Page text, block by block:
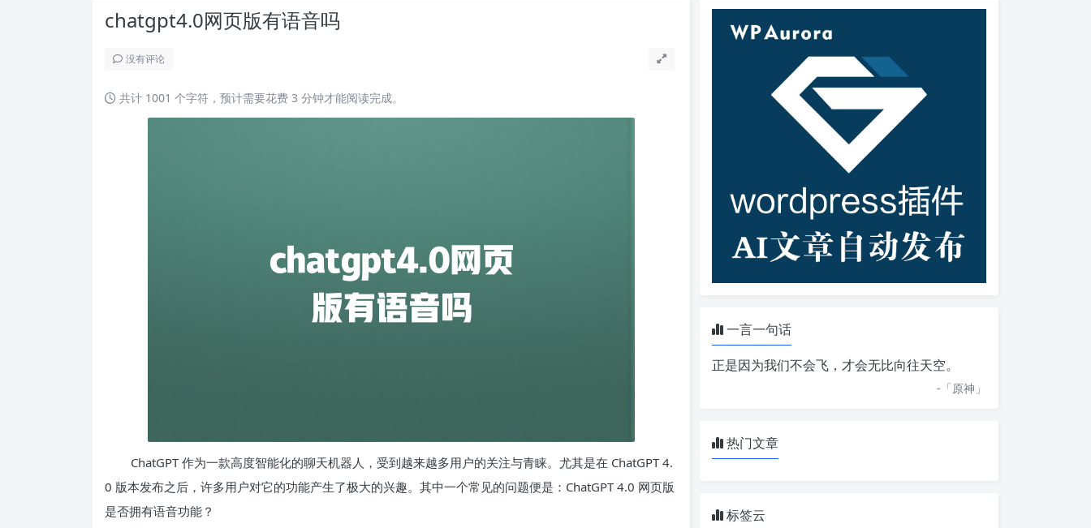
chatgpt4.0网页版有语音吗
没有评论
共计 1001 个字符，预计需要花费 3 分钟才能阅读完成。
ChatGPT 作为一款高度智能化的聊天机器人，受到越来越多用户的关注与青睐。尤其是在 ChatGPT 4.
0 版本发布之后，许多用户对它的功能产生了极大的兴趣。其中一个常见的问题便是：ChatGPT 4.0 网页版
是否拥有语音功能？
一言一句话
正是因为我们不会飞，才会无比向往天空。
-「原神 」
热门文章
标签云